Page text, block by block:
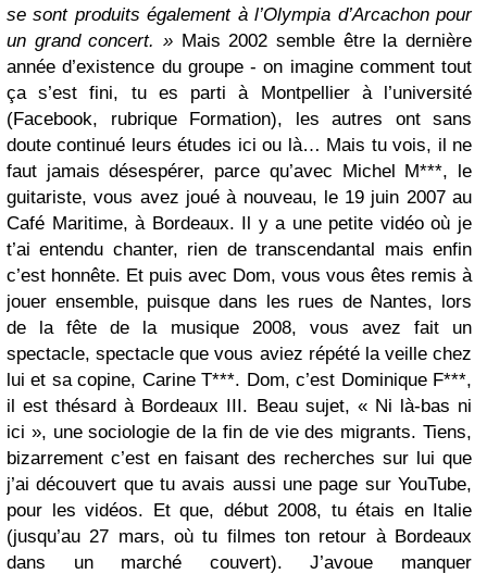
se sont produits également à l’Olympia d’Arcachon pour
un grand concert. » Mais 2002 semble être la dernière
année d’existence du groupe - on imagine comment tout
ça s’est fini, tu es parti à Montpellier à l’université
(Facebook, rubrique Formation), les autres ont sans
doute continué leurs études ici ou là… Mais tu vois, il ne
faut jamais désespérer, parce qu’avec Michel M***, le
guitariste, vous avez joué à nouveau, le 19 juin 2007 au
Café Maritime, à Bordeaux. Il y a une petite vidéo où je
t’ai entendu chanter, rien de transcendantal mais enfin
c’est honnête. Et puis avec Dom, vous vous êtes remis à
jouer ensemble, puisque dans les rues de Nantes, lors
de la fête de la musique 2008, vous avez fait un
spectacle, spectacle que vous aviez répété la veille chez
lui et sa copine, Carine T***. Dom, c’est Dominique F***,
il est thésard à Bordeaux III. Beau sujet, « Ni là-bas ni
ici », une sociologie de la fin de vie des migrants. Tiens,
bizarrement c’est en faisant des recherches sur lui que
j’ai découvert que tu avais aussi une page sur YouTube,
pour les vidéos. Et que, début 2008, tu étais en Italie
(jusqu’au 27 mars, où tu filmes ton retour à Bordeaux
dans un marché couvert). J’avoue manquer